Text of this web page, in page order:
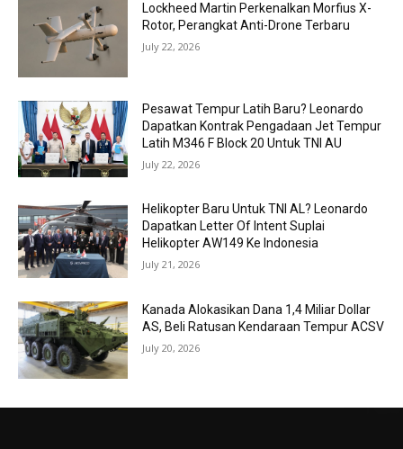
Lockheed Martin Perkenalkan Morfius X-
Rotor, Perangkat Anti-Drone Terbaru
July 22, 2026
Pesawat Tempur Latih Baru? Leonardo
Dapatkan Kontrak Pengadaan Jet Tempur
Latih M346 F Block 20 Untuk TNI AU
July 22, 2026
Helikopter Baru Untuk TNI AL? Leonardo
Dapatkan Letter Of Intent Suplai
Helikopter AW149 Ke Indonesia
July 21, 2026
Kanada Alokasikan Dana 1,4 Miliar Dollar
AS, Beli Ratusan Kendaraan Tempur ACSV
July 20, 2026